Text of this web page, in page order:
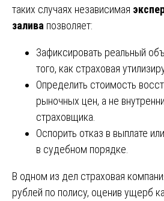
таких случаях независимая
залива позволяет:
Зафиксировать реальный
того, как страховая
Определить стоимость
рыночных цен, а не
страховщика.
Оспорить отказ в выплате
в судебном порядке.
В одном из дел страховая
рублей по полису, оценив ущерб